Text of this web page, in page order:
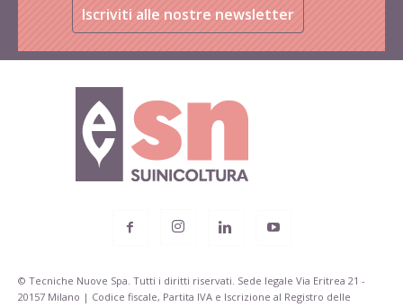
Iscriviti alle nostre newsletter
© Tecniche Nuove Spa. Tutti i diritti riservati. Sede legale Via Eritrea 21 -
20157 Milano | Codice fiscale, Partita IVA e Iscrizione al Registro delle